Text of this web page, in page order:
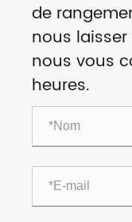
de
nous
nous vous
heures.